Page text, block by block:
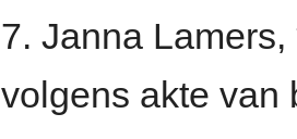
7. Janna Lamers,
volgens akte van